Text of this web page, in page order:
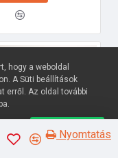
Nyomtatás
hogy a weboldal
A Süti beállítások
erről. Az oldal további
Elfogadom